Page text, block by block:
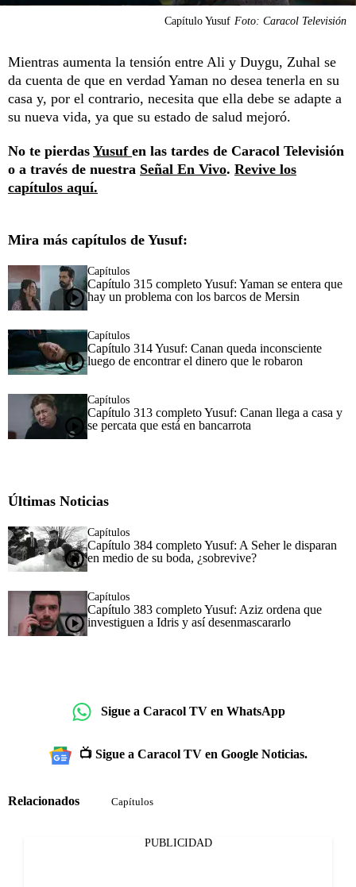
Capítulo Yusuf Foto: Caracol Televisión
Mientras aumenta la tensión entre Ali y Duygu, Zuhal se
da cuenta de que en verdad Yaman no desea tenerla en su
casa y, por el contrario, necesita que ella debe se adapte a
su nueva vida, ya que su estado de salud mejoró.
No te pierdas Yusuf en las tardes de Caracol Televisión
o a través de nuestra Señal En Vivo. Revive los
capítulos aquí.
Mira más capítulos de Yusuf:
Capítulos
Capítulo 315 completo Yusuf: Yaman se entera que
hay un problema con los barcos de Mersin
Capítulos
Capítulo 314 Yusuf: Canan queda inconsciente
luego de encontrar el dinero que le robaron
Capítulos
Capítulo 313 completo Yusuf: Canan llega a casa y
se percata que está en bancarrota
Últimas Noticias
Capítulos
Capítulo 384 completo Yusuf: A Seher le disparan
en medio de su boda, ¿sobrevive?
Capítulos
Capítulo 383 completo Yusuf: Aziz ordena que
investiguen a Idris y así desenmascararlo
Sigue a Caracol TV en WhatsApp
📺 Sigue a Caracol TV en Google Noticias.
Relacionados Capítulos
PUBLICIDAD